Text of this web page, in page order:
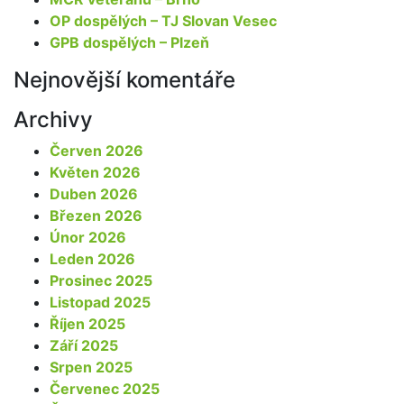
OP dospělých – TJ Slovan Vesec
GPB dospělých – Plzeň
Nejnovější komentáře
Archivy
Červen 2026
Květen 2026
Duben 2026
Březen 2026
Únor 2026
Leden 2026
Prosinec 2025
Listopad 2025
Říjen 2025
Září 2025
Srpen 2025
Červenec 2025